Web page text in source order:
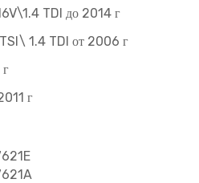
TDI до 2014 г
1.4 TDI от 2006 г
г